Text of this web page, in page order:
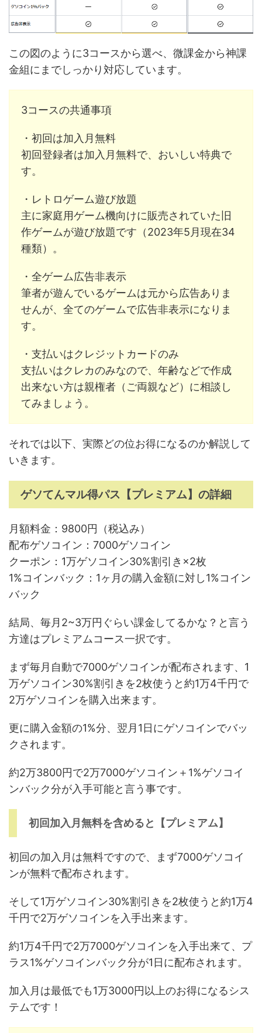
この図のように3コースから選べ、微課金から神課
金組にまでしっかり対応しています。
3コースの共通事項
・初回は加入月無料
初回登録者は加入月無料で、おいしい特典で
す。
・レトロゲーム遊び放題
主に家庭用ゲーム機向けに販売されていた旧
作ゲームが遊び放題です（2023年5月現在34
種類）。
・全ゲーム広告非表示
筆者が遊んでいるゲームは元から広告ありま
せんが、全てのゲームで広告非表示になりま
す。
・支払いはクレジットカードのみ
支払いはクレカのみなので、年齢などで作成
出来ない方は親権者（ご両親など）に相談し
てみましょう。
それでは以下、実際どの位お得になるのか解説して
いきます。
ゲソてんマル得パス【プレミアム】の詳細
月額料金：9800円（税込み）
配布ゲソコイン：7000ゲソコイン
クーポン：1万ゲソコイン30%割引き×2枚
1%コインバック：1ヶ月の購入金額に対し1%コイン
バック
結局、毎月2~3万円ぐらい課金してるかな？と言う
方達はプレミアムコース一択です。
まず毎月自動で7000ゲソコインが配布されます、1
万ゲソコイン30%割引きを2枚使うと約1万4千円で
2万ゲソコインを購入出来ます。
更に購入金額の1%分、翌月1日にゲソコインでバッ
クされます。
約2万3800円で2万7000ゲソコイン＋1%ゲソコイ
ンバック分が入手可能と言う事です。
初回加入月無料を含めると【プレミアム】
初回の加入月は無料ですので、まず7000ゲソコイ
ンが無料で配布されます。
そして1万ゲソコイン30%割引きを2枚使うと約1万4
千円で2万ゲソコインを入手出来ます。
約1万4千円で2万7000ゲソコインを入手出来て、プ
ラス1%ゲソコインバック分が1日に配布されます。
加入月は最低でも1万3000円以上のお得になるシス
テムです！